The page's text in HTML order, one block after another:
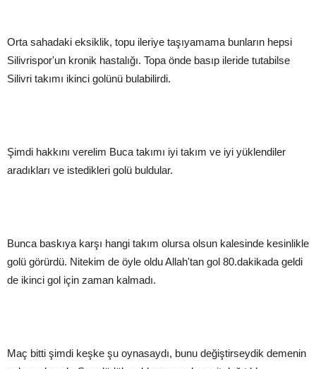
Orta sahadaki eksiklik, topu ileriye taşıyamama bunların hepsi
Silivrispor'un kronik hastalığı. Topa önde basıp ileride tutabilse
Silivri takımı ikinci golünü bulabilirdi.
Şimdi hakkını verelim Buca takımı iyi takım ve iyi yüklendiler
aradıkları ve istedikleri golü buldular.
Bunca baskıya karşı hangi takım olursa olsun kalesinde kesinlikle
golü görürdü. Nitekim de öyle oldu Allah'tan gol 80.dakikada geldi
de ikinci gol için zaman kalmadı.
Maç bitti şimdi keşke şu oynasaydı, bunu değiştirseydik demenin